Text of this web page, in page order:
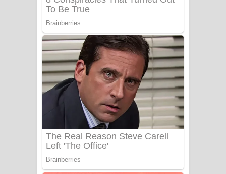
Ala purannata Song Lyrics - ආල
FEVER DREAM Lyrics - Alex Warren
BTS : Hooligan Lyrics
Apa Hamuwee Song Lyrics - අප හමුවී
ගීතයේ පද පෙළ
PATHINIYE Song Lyrics - පතිනියනේ